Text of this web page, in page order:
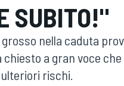
WECSUBITO!"
nella caduta
chiesto a gran voce
rischi.